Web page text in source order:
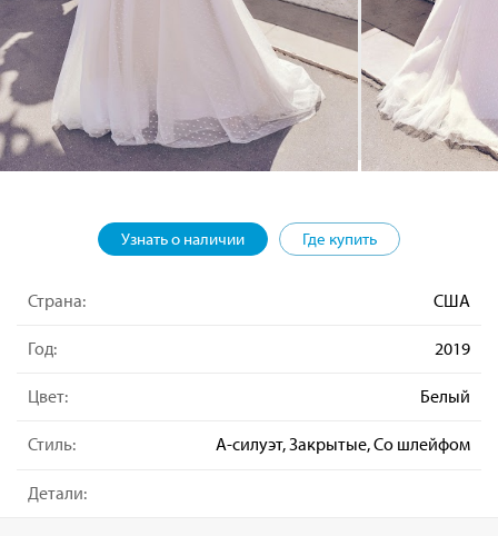
Узнать о наличии Где купить
Страна: США
Год: 2019
Цвет: Белый
Стиль: А-силуэт, Закрытые, Со шлейфом
Детали: